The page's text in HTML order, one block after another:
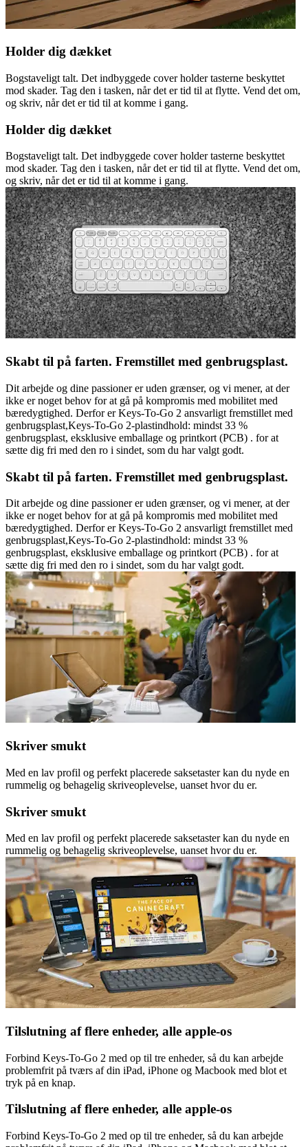
Holder dig dækket
Bogstaveligt talt. Det indbyggede cover holder tasterne beskyttet
mod skader. Tag den i tasken, når det er tid til at flytte. Vend det om,
og skriv, når det er tid til at komme i gang.
Holder dig dækket
Bogstaveligt talt. Det indbyggede cover holder tasterne beskyttet
mod skader. Tag den i tasken, når det er tid til at flytte. Vend det om,
og skriv, når det er tid til at komme i gang.
Skabt til på farten. Fremstillet med genbrugsplast.
Dit arbejde og dine passioner er uden grænser, og vi mener, at der
ikke er noget behov for at gå på kompromis med mobilitet med
bæredygtighed. Derfor er Keys-To-Go 2 ansvarligt fremstillet med
genbrugsplast,Keys-To-Go 2-plastindhold: mindst 33 %
genbrugsplast, eksklusive emballage og printkort (PCB) . for at
sætte dig fri med den ro i sindet, som du har valgt godt.
Skabt til på farten. Fremstillet med genbrugsplast.
Dit arbejde og dine passioner er uden grænser, og vi mener, at der
ikke er noget behov for at gå på kompromis med mobilitet med
bæredygtighed. Derfor er Keys-To-Go 2 ansvarligt fremstillet med
genbrugsplast,Keys-To-Go 2-plastindhold: mindst 33 %
genbrugsplast, eksklusive emballage og printkort (PCB) . for at
sætte dig fri med den ro i sindet, som du har valgt godt.
Skriver smukt
Med en lav profil og perfekt placerede saksetaster kan du nyde en
rummelig og behagelig skriveoplevelse, uanset hvor du er.
Skriver smukt
Med en lav profil og perfekt placerede saksetaster kan du nyde en
rummelig og behagelig skriveoplevelse, uanset hvor du er.
Tilslutning af flere enheder, alle apple-os
Forbind Keys-To-Go 2 med op til tre enheder, så du kan arbejde
problemfrit på tværs af din iPad, iPhone og Macbook med blot et
tryk på en knap.
Tilslutning af flere enheder, alle apple-os
Forbind Keys-To-Go 2 med op til tre enheder, så du kan arbejde